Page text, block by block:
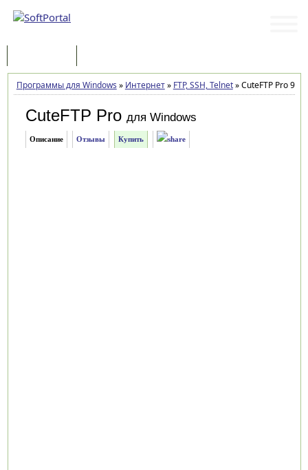
Программы для Windows » Интернет» FTP, SSH, Telnet»CuteFTP Pro 9.0.5
CuteFTP Pro для Windows
Описание Отзывы Купить